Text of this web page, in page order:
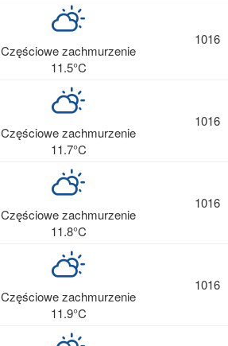
Częściowe zachmurzenie
11.5°C
1016
Częściowe zachmurzenie
11.7°C
1016
Częściowe zachmurzenie
11.8°C
1016
Częściowe zachmurzenie
11.9°C
1016